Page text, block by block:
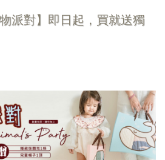
派對】即日起，買就送獨